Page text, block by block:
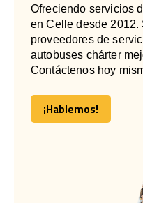
Ofreciendo servicios
en Celle desde 2012.
proveedores de
autobuses chárter
Contáctenos hoy
¡Hablemos!
¡Hablemos!